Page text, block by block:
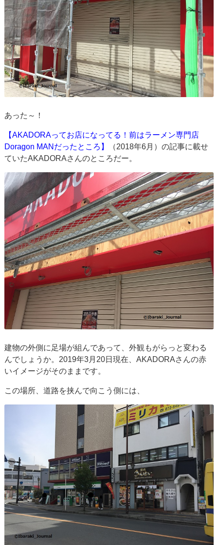
あった～！
【AKADORAってお店になってる！前はラーメン専門店
Doragon MANだったところ】
（2018年6月）の記事に載せ
ていたAKADORAさんのところだー。
建物の外側に足場が組んであって、外観もがらっと変わる
んでしょうか。2019年3月20日現在、AKADORAさんの赤
いイメージがそのままです。
この場所、道路を挟んで向こう側には、